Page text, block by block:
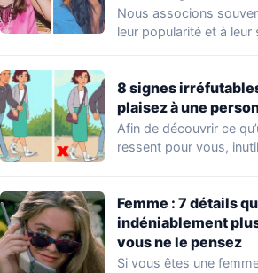
Nous associons
leur popularité et à leur
8 signes
plaisez à une
Afin de découvrir ce
ressent pour vous,
Femme : 7 détails
indéniablement
vous ne le pensez
Si vous êtes une